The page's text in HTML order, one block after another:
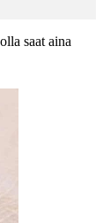
saat aina